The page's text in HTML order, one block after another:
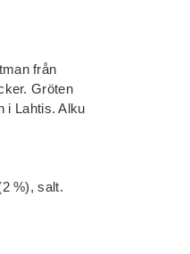
från
Gröten
i Lahtis. Alku
%), salt.